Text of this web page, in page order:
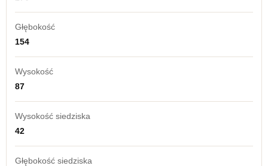
Głębokość
154
Wysokość
87
Wysokość siedziska
42
Głębokość siedziska